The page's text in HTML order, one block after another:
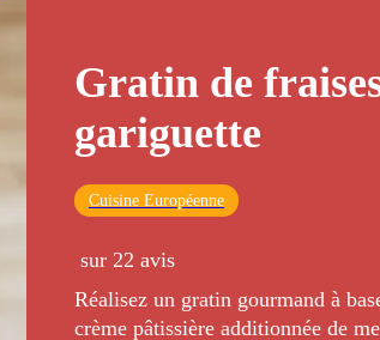
Gratin de
gariguette
Cuisine Européenne
sur 22 avis
Réalisez un gratin gourmand à
crème pâtissière additionnée de